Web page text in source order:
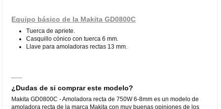
Equipo básico de la Makita GD0800C
Tuerca de apriete.
Casquillo cónico con tuerca 6 mm.
Llave para amoladoras rectas 13 mm.
¿Dudas de si comprar este modelo?
Makita GD0800C - Amoladora recta de 750W 6-8mm es un modelo de
amoladora recta de la marca Makita con muy buenas opiniones de los